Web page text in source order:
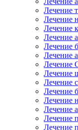
Лечение
Лечение
Лечение
Лечение
Лечение
Лечение
Лечение
Лечение
Лечение
Лечение
Лечение
Лечение
Лечение
Лечение